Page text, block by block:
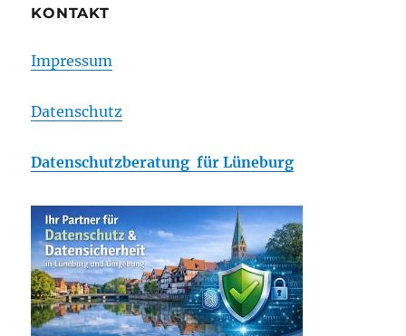
KONTAKT
Impressum
Datenschutz
Datenschutzberatung für Lüneburg